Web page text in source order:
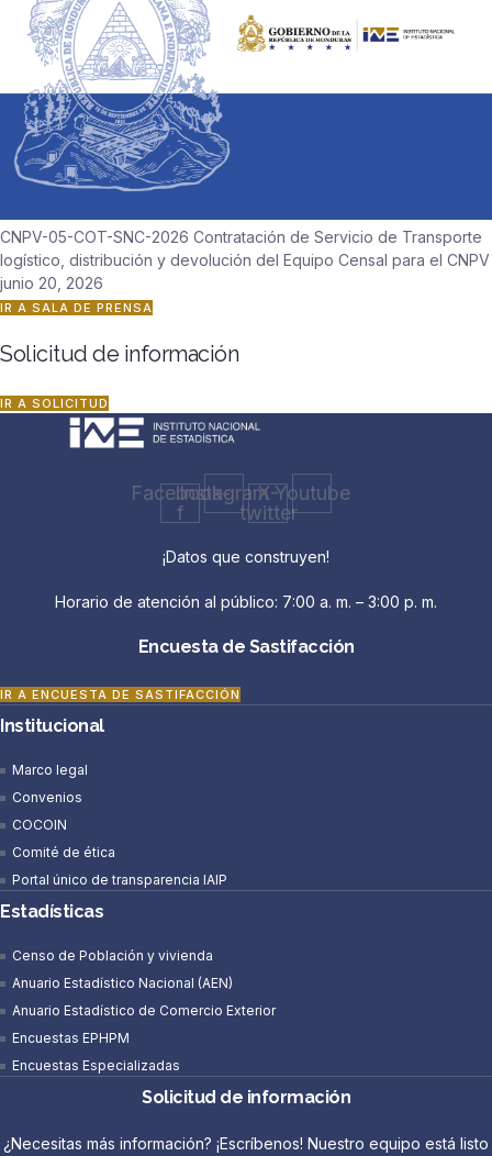
CNPV-05-COT-SNC-2026 Contratación de Servicio de Transporte
logístico, distribución y devolución del Equipo Censal para el CNPV
junio 20, 2026
IR A SALA DE PRENSA
Solicitud de información
IR A SOLICITUD
Facebook-
f
InstagramX-
twitter
Youtube
¡Datos que construyen!
Horario de atención al público: 7:00 a. m. – 3:00 p. m.
Encuesta de Sastifacción
IR A ENCUESTA DE SASTIFACCIÓN
Institucional
Marco legal
Convenios
COCOIN
Comité de ética
Portal único de transparencia IAIP
Estadísticas
Censo de Población y vivienda
Anuario Estadístico Nacional (AEN)​
Anuario Estadístico de Comercio Exterior
Encuestas EPHPM
Encuestas Especializadas
Solicitud de información
¿Necesitas más información? ¡Escríbenos! Nuestro equipo está listo